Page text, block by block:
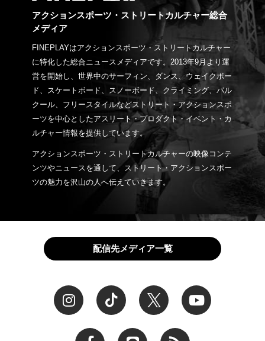
アクションスポーツ・ストリートカルチャー総合
メディア
FINEPLAYはアクションスポーツ・ストリートカルチャー
に特化した総合ニュースメディアです。2013年9月より運
営を開始し、世界中のサーフィン、ダンス、ウェイクボー
ド、スケートボード、スノーボード、クライミング、パル
クール、フリースタイルなどストリート・アクションスポ
ーツを中心としたアスリート・プロダクト・イベント・カ
ルチャー情報を提供しています。
アクションスポーツ・ストリートカルチャーの映像コンテ
ンツやニュースを通して、ストリート・アクションスポー
ツの魅力を沢山の人へ伝えていきます。
配信先メディア一覧